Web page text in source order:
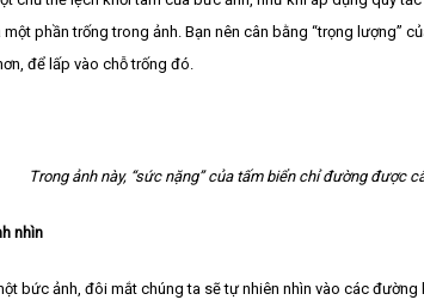
một phần trống trong ảnh. Bạn nên cân bằng “trọng lượng”
để lấp vào chỗ trống đó.
Trong ảnh này, “sức nặng” của tấm biển chỉ đường được
nhìn
bức ảnh, đôi mắt chúng ta sẽ tự nhiên nhìn vào các